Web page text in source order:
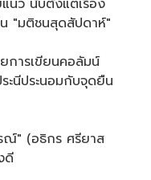
นว นับตั้งแต่เรื่อง
"มติชนสุดสัปดาห์"
การเขียนคอลัมน์
ะนีประนอมกับจุดยืน
รณ์" (อธิกร ศรียาส
ดี